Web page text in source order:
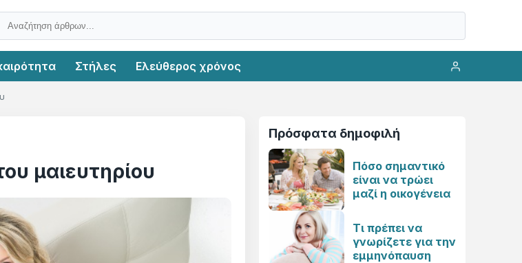
Στήλες Ελεύθερος χρόνος
μαιευτηρίου
Πρόσφατα δημοφιλή
Πόσο σημαντικό
είναι να τρώει
μαζί η οικογένεια
Τι πρέπει να
γνωρίζετε για την
εμμηνόπαυση